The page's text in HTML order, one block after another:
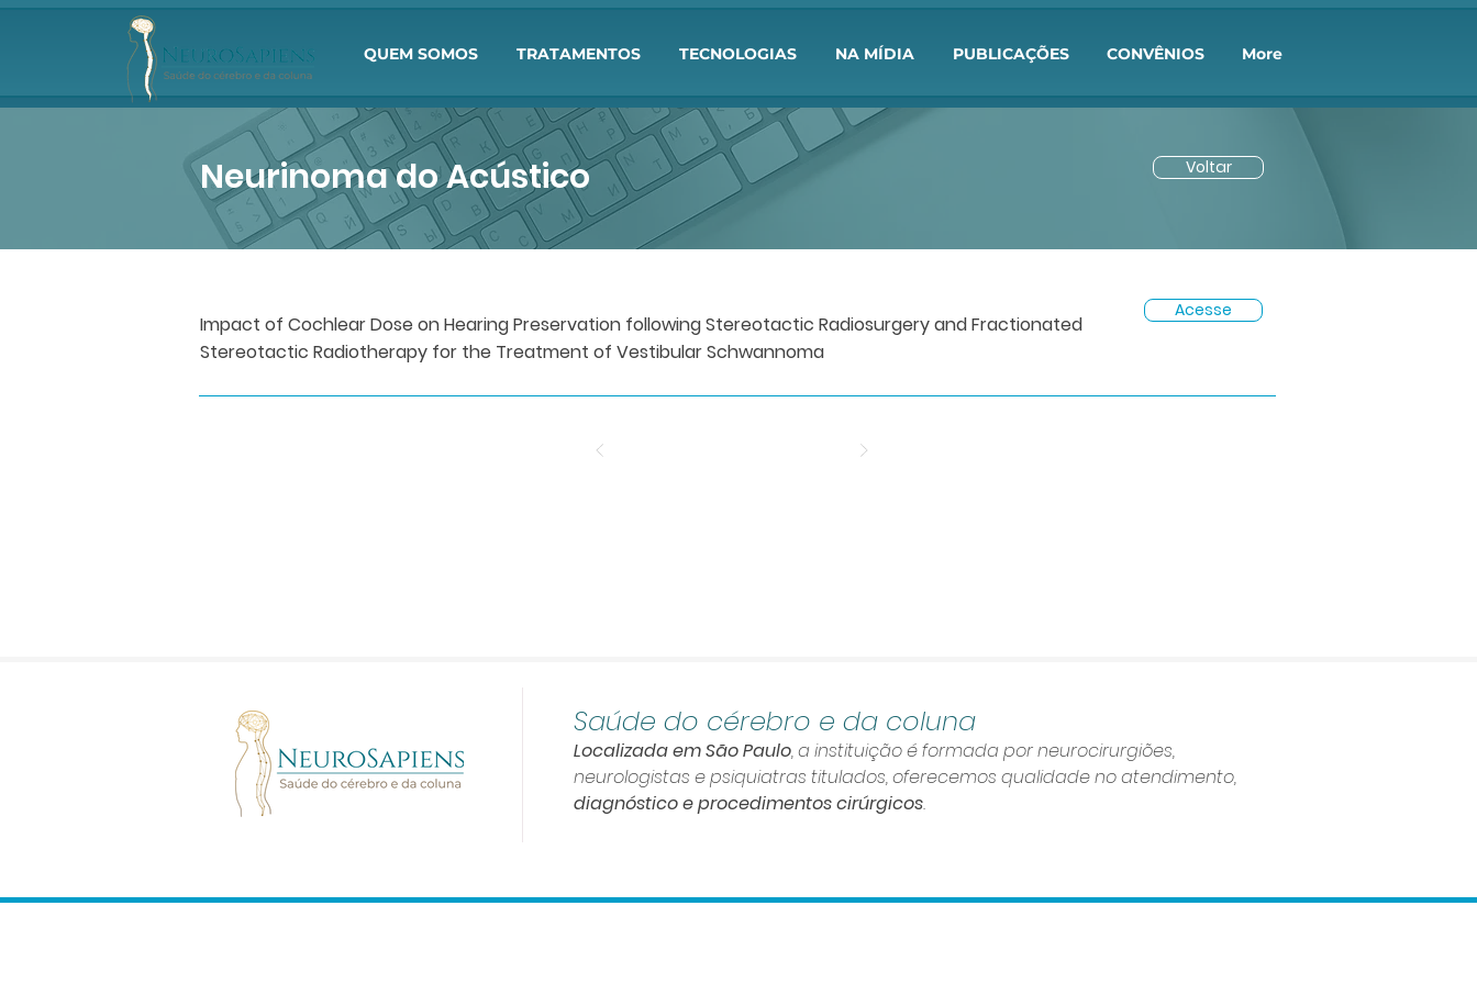
QUEM SOMOS TRATAMENTOS TECNOLOGIAS NA MÍDIA PUBLICAÇÕES CONVÊNIOS More
Neurinoma do Acústico Voltar
Impact of Cochlear Dose on Hearing Preservation following Stereotactic Radiosurgery and Fractionated
Stereotactic Radiotherapy for the Treatment of Vestibular Schwannoma
Acesse
Saúde do cérebro e da coluna
Localizada em São Paulo, a instituição é formada por neurocirurgiões,
neurologistas e psiquiatras titulados, oferecemos qualidade no atendimento,
diagnóstico e procedimentoscirúrgicos.